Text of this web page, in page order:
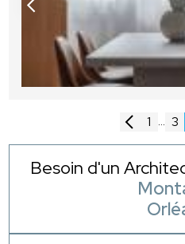
1 ... 3
Besoin d'un